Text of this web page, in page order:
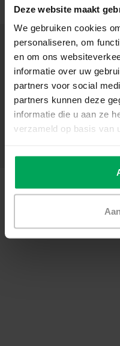
Deze website maakt
We gebruiken cookies
personaliseren, om
en om ons
informatie over uw
partners voor social
partners kunnen deze
informatie die u aan ze
verzameld op basis van
Über Scalasol®
Anwendungen
Service
Sonstige
Kundendienst
Mein Konto
Kategorien
AGB|Datenschutzerklärung /